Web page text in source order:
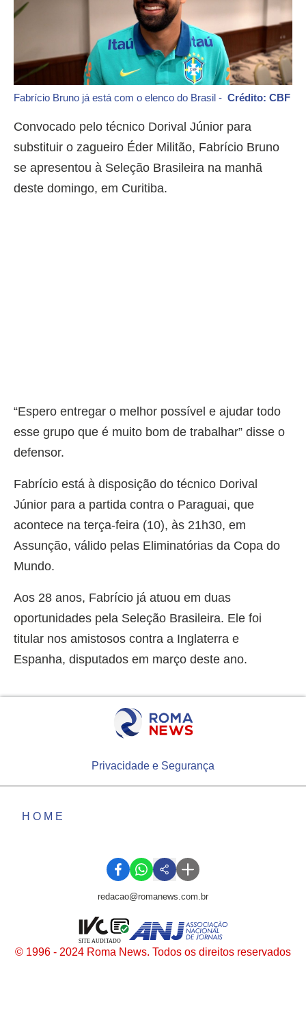
Fabrício Bruno já está com o elenco do Brasil - Crédito: CBF
Convocado pelo técnico Dorival Júnior para
substituir o zagueiro Éder Militão, Fabrício Bruno
se apresentou à Seleção Brasileira na manhã
deste domingo, em Curitiba.
“Espero entregar o melhor possível e ajudar todo
esse grupo que é muito bom de trabalhar” disse o
defensor.
Fabrício está à disposição do técnico Dorival
Júnior para a partida contra o Paraguai, que
acontece na terça-feira (10), às 21h30, em
Assunção, válido pelas Eliminatórias da Copa do
Mundo.
Aos 28 anos, Fabrício já atuou em duas
oportunidades pela Seleção Brasileira. Ele foi
titular nos amistosos contra a Inglaterra e
Espanha, disputados em março deste ano.
Privacidade e Segurança
HOME
redacao@romanews.com.br
© 1996 - 2024 Roma News. Todos os direitos reservados
SITE AUDITADO